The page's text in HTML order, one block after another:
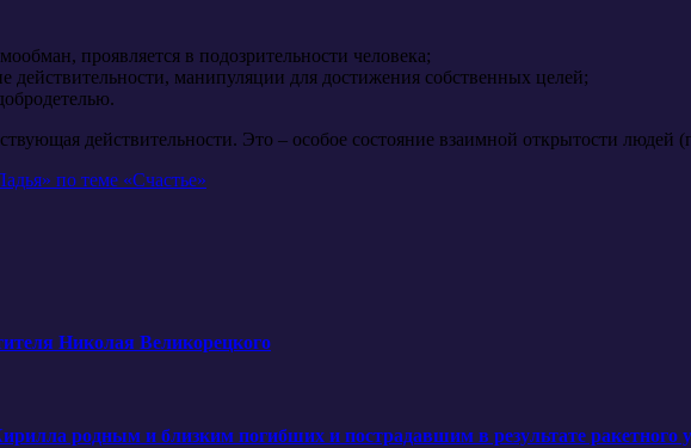
проявляется в подозрительности человека;
действительности, манипуляции для достижения собственных целей;
действительности. Это – особое состояние взаимной открытости
по теме «Счастье»
Николая Великорецкого
родным и близким погибших и пострадавшим в результате ракетного